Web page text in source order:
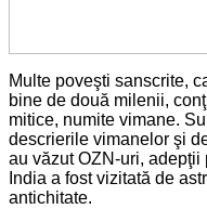
Multe poveşti sanscrite,
bine de două milenii,
mitice, numite vimane.
descrierile vimanelor şi
au văzut OZN-uri,
India a fost vizitată de
antichitate.